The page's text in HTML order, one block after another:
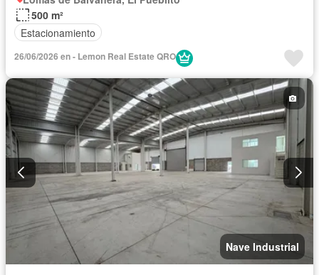
500 m²
Estacionamiento
26/06/2026 en - Lemon Real Estate QRO
Nave Industrial